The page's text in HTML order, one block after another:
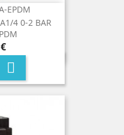
EPDM
4 0-2 BAR
